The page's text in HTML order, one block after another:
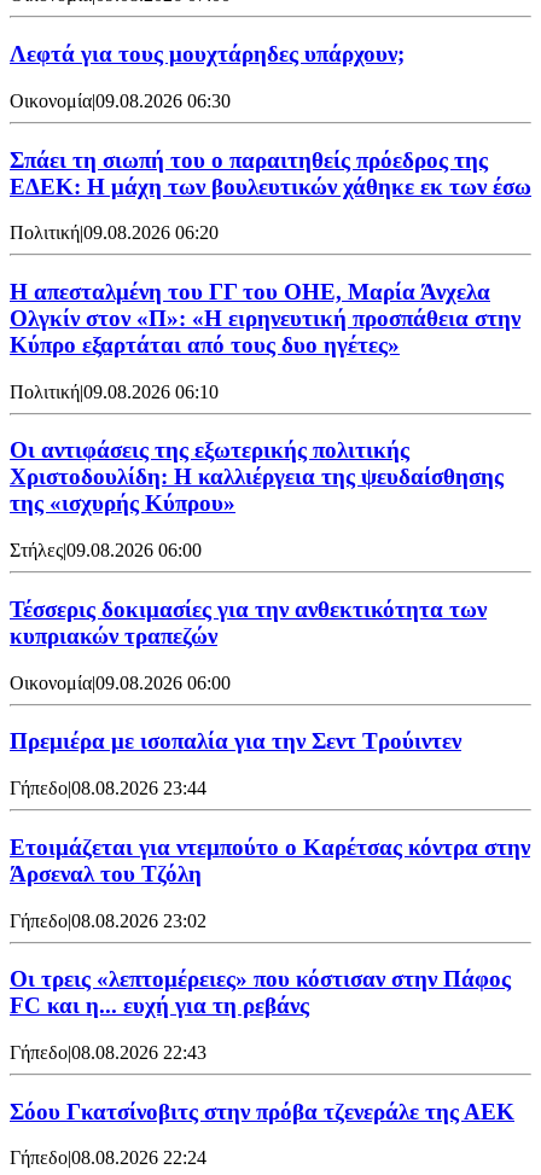
Λεφτά για τους μουχτάρηδες υπάρχουν;
Οικονομία|09.08.2026 06:30
Σπάει τη σιωπή του ο παραιτηθείς πρόεδρος της
ΕΔΕΚ: Η μάχη των βουλευτικών χάθηκε εκ των έσω
Πολιτική|09.08.2026 06:20
Η απεσταλμένη του ΓΓ του ΟΗΕ, Μαρία Άνχελα
Ολγκίν στον «Π»: «Η ειρηνευτική προσπάθεια στην
Κύπρο εξαρτάται από τους δυο ηγέτες»
Πολιτική|09.08.2026 06:10
Οι αντιφάσεις της εξωτερικής πολιτικής
Χριστοδουλίδη: Η καλλιέργεια της ψευδαίσθησης
της «ισχυρής Κύπρου»
Στήλες|09.08.2026 06:00
Τέσσερις δοκιμασίες για την ανθεκτικότητα των
κυπριακών τραπεζών
Οικονομία|09.08.2026 06:00
Πρεμιέρα με ισοπαλία για την Σεντ Τρούιντεν
Γήπεδο|08.08.2026 23:44
Ετοιμάζεται για ντεμπούτο ο Καρέτσας κόντρα στην
Άρσεναλ του Τζόλη
Γήπεδο|08.08.2026 23:02
Οι τρεις «λεπτομέρειες» που κόστισαν στην Πάφος
FC και η... ευχή για τη ρεβάνς
Γήπεδο|08.08.2026 22:43
Σόου Γκατσίνοβιτς στην πρόβα τζενεράλε της ΑΕΚ
Γήπεδο|08.08.2026 22:24